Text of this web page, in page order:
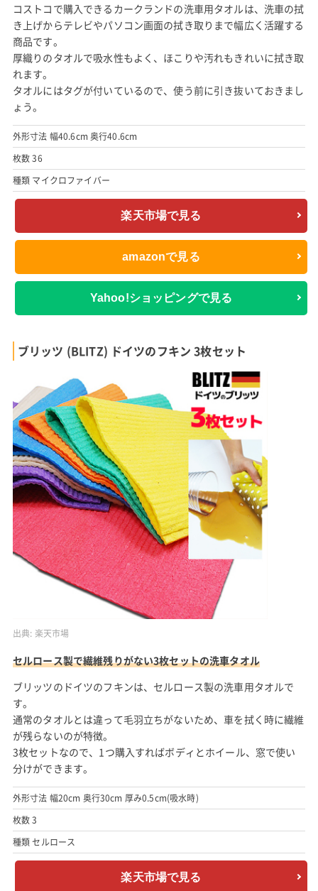
コストコで購入できるカークランドの洗車用タオルは、洗車の拭
き上げからテレビやパソコン画面の拭き取りまで幅広く活躍する
商品です。
厚織りのタオルで吸水性もよく、ほこりや汚れもきれいに拭き取
れます。
タオルにはタグが付いているので、使う前に引き抜いておきまし
ょう。
外形寸法 幅40.6cm 奥行40.6cm
枚数 36
種類 マイクロファイバー
楽天市場で見る
amazonで見る
Yahoo!ショッピングで見る
ブリッツ (BLITZ) ドイツのフキン 3枚セット
出典: 楽天市場
セルロース製で繊維残りがない3枚セットの洗車タオル
ブリッツのドイツのフキンは、セルロース製の洗車用タオルで
す。
通常のタオルとは違って毛羽立ちがないため、車を拭く時に繊維
が残らないのが特徴。
3枚セットなので、1つ購入すればボディとホイール、窓で使い
分けができます。
外形寸法 幅20cm 奥行30cm 厚み0.5cm(吸水時)
枚数 3
種類 セルロース
楽天市場で見る